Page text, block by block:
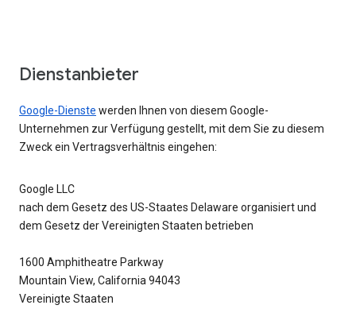
Dienstanbieter
Google-Dienste werden Ihnen von diesem Google-
Unternehmen zur Verfügung gestellt, mit dem Sie zu diesem
Zweck ein Vertragsverhältnis eingehen:
Google LLC
nach dem Gesetz des US-Staates Delaware organisiert und
dem Gesetz der Vereinigten Staaten betrieben
1600 Amphitheatre Parkway
Mountain View, California 94043
Vereinigte Staaten